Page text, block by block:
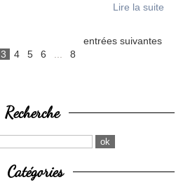
Lire la suite
entrées suivantes
3 4 5 6 8
Recherche
Catégories